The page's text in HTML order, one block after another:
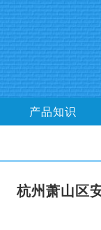
产品知识
杭州萧山区